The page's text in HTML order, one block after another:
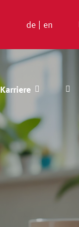
de | en
Karriere